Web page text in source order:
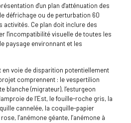
d'un plan d'atténuation des
défrichage ou de perturbation 60
activités. Ce plan doit inclure des
l'incompatibilité visuelle de toutes les
paysage environnant et les
en voie de disparition potentiellement
comprennent : le vespertilion
blanche (migrateur), l’esturgeon
de l’Est, le fouille-roche gris, la
cannelée, la coquille-papier
l’anémone géante, l’anémone à